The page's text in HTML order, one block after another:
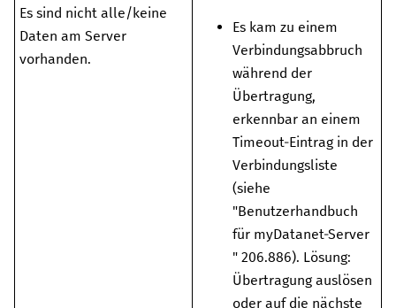
Es sind nicht alle/keine
Daten am Server
vorhanden.
Es kam zu einem
Verbindungsabbruch
während der
Übertragung,
erkennbar an einem
Timeout-Eintrag in der
Verbindungsliste
(siehe
"Benutzerhandbuch
für myDatanet-Server
" 206.886). Lösung:
Übertragung auslösen
oder auf die nächste